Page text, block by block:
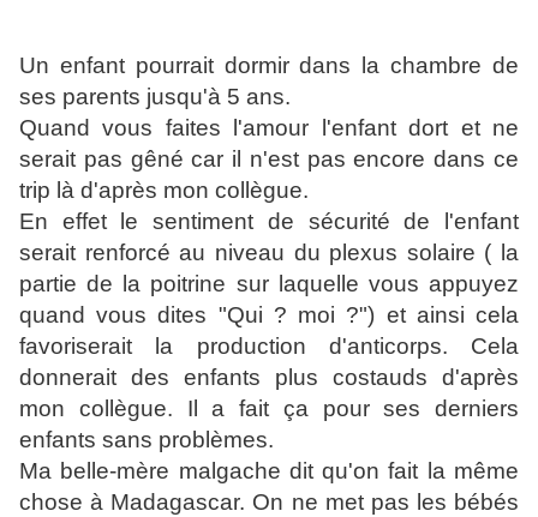
Un enfant pourrait dormir dans la chambre de
ses parents jusqu'à 5 ans.
Quand vous faites l'amour l'enfant dort et ne
serait pas gêné car il n'est pas encore dans ce
trip là d'après mon collègue.
En effet le sentiment de sécurité de l'enfant
serait renforcé au niveau du plexus solaire ( la
partie de la poitrine sur laquelle vous appuyez
quand vous dites "Qui ? moi ?") et ainsi cela
favoriserait la production d'anticorps. Cela
donnerait des enfants plus costauds d'après
mon collègue. Il a fait ça pour ses derniers
enfants sans problèmes.
Ma belle-mère malgache dit qu'on fait la même
chose à Madagascar. On ne met pas les bébés